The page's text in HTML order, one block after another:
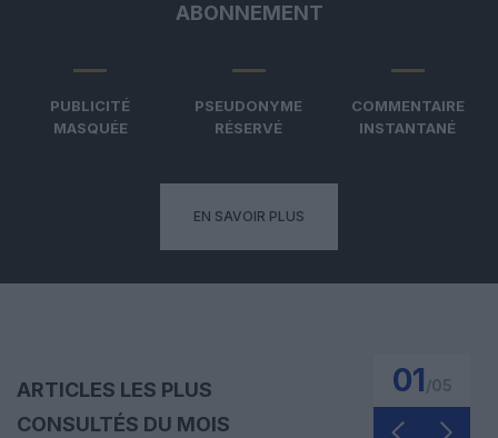
ABONNEMENT
PUBLICITÉ
MASQUÉE
PSEUDONYME
RÉSERVÉ
COMMENTAIRE
INSTANTANÉ
EN SAVOIR PLUS
ARTICLES LES PLUS
CONSULTÉS DU MOIS
01